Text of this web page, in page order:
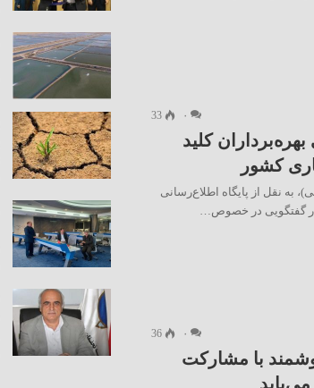
۰ 33
کلید
کشور
به نقل از پایگاه اطلاع‌رسانی
گفتگویی در خصوص…
۰ 36
با مشارکت